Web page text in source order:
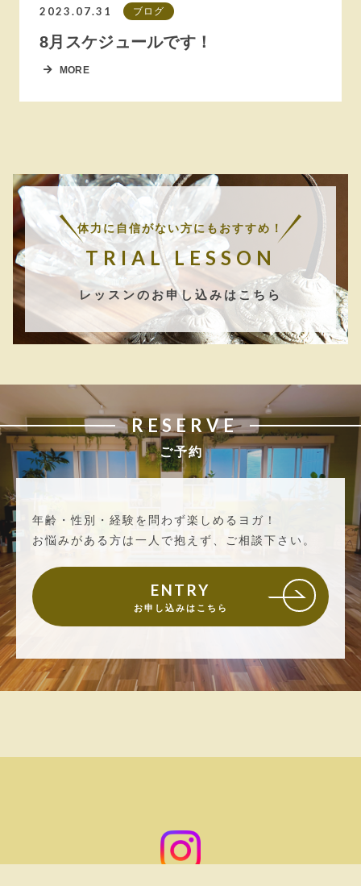
2023.07.31 ブログ
8月スケジュールです！
MORE
体力に自信がない方にもおすすめ！
TRIAL LESSON
レッスンのお申し込みはこちら
RESERVE
ご予約
年齢・性別・経験を問わず楽しめるヨガ！
お悩みがある方は一人で抱えず、ご相談下さい。
ENTRY
お申し込みはこちら